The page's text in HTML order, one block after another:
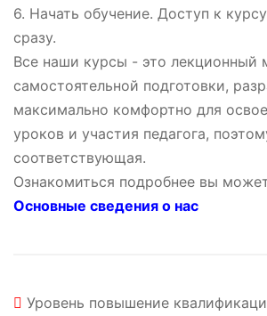
6. Начать обучение. Доступ к
сразу.
Все наши курсы - это лекционный
самостоятельной подготовки,
максимально комфортно для
уроков и участия педагога,
соответствующая.
Ознакомиться подробнее вы
Основные сведения о нас
Уровень повышение